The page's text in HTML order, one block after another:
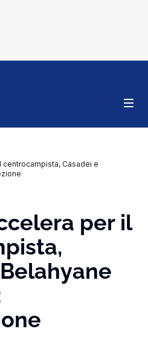
centrocampista, Casadei e
per il